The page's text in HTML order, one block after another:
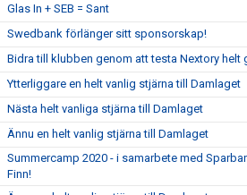
Glas In + SEB = Sant
Swedbank förlänger sitt sponsorskap!
Bidra till klubben genom att testa Nextory helt
Ytterliggare en helt vanlig stjärna till Damlaget
Nästa helt vanliga stjärna till Damlaget
Ännu en helt vanlig stjärna till Damlaget
Summercamp 2020 - i samarbete med
Finn!